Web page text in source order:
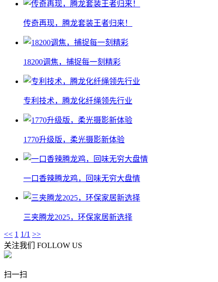
传奇再现，腾龙套装王者归来！
18200调焦，捕捉每一刻精彩
专利技术，腾龙化纤绳领先行业
1770升级版，柔光摄影新体验
一口香辣腾龙鸡，回味无穷大盘情
三夹腾龙2025，环保家居新选择
<< 1 1/1 >>
关注我们
FOLLOW US
扫一扫